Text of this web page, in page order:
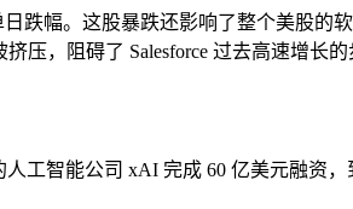
跌幅。这股暴跌还影响了整个美股
，阻碍了 Salesforce 过去高速增长
工智能公司 xAI 完成 60 亿美元融资